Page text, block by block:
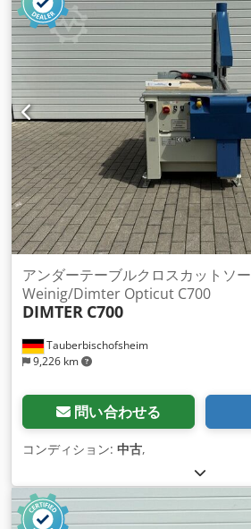
Tauberbischofsheim
9,226 km
アンダーテーブルクロスカットソー
Weinig/Dimter Opticut C700
DIMTER C700
問い合わせる
コンディション: 中古,